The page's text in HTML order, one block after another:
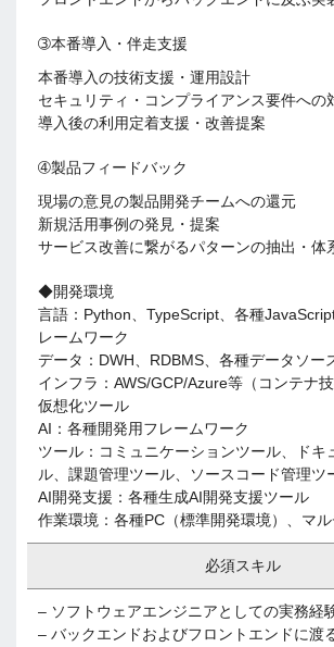
➂本番導入・伴走支援
本番導入の技術支援・運用設計
セキュリティ・コンプライアンス要件への
導入後の利用定着支援・改善提案
➃製品フィードバック
現場の意見の製品開発チームへの還元
新規活用事例の発見・提案
サービス改善に繋がるパターンの抽出・体
◆開発環境
言語：Python、TypeScript、各種
レームワーク
データ：DWH、RDBMS、各種データソー
インフラ：AWS/GCP/Azure等（コンテナ
仮想化ツール
AI：各種開発用フレームワーク
ツール：コミュニケーションツール、ドキ
ル、課題管理ツール、ソースコード管理ツ
AI開発支援：各種生成AI開発支援ツール
作業環境：各種PC（標準開発環境）、マ
必須スキル
– ソフトウェアエンジニアとしての実務経
– バックエンドおよびフロントエンドに渡